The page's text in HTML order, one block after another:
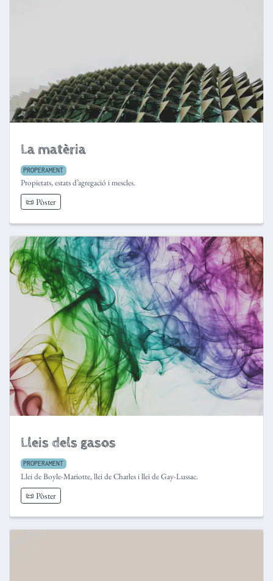
La matèria
PROPERAMENT
Propietats, estats d’agregació i mescles.
📜 Pòster
Lleis dels gasos
PROPERAMENT
Llei de Boyle-Mariotte, llei de Charles i llei de Gay-Lussac.
📜 Pòster